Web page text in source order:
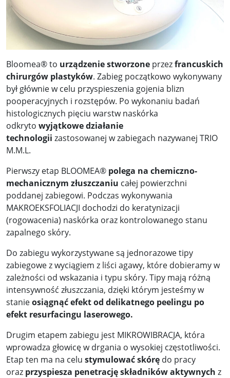
Bloomea® to urządzenie stworzone przezfrancuskich
chirurgów plastyków. Zabieg początkowo wykonywany
był głównie w celu przyspieszenia gojenia blizn
pooperacyjnych i rozstępów. Po wykonaniu badań
histologicznych pięciu warstw naskórka
odkryto wyjątkowe działanie
technologii zastosowanej w zabiegach nazywanej TRIO
M.M.L.
Pierwszy etap BLOOMEA® polega na chemiczno-
mechanicznym złuszczaniu całej powierzchni
poddanej zabiegowi. Podczas wykonywania
MAKROEKSFOLIACJI dochodzi do keratynizacji
(rogowacenia) naskórka oraz kontrolowanego stanu
zapalnego skóry.
Do zabiegu wykorzystywane są jednorazowe tipy
zabiegowe z wyciągiem z liści agawy, które dobieramy w
zależności od wskazania i typu skóry. Tipy mają różną
intensywność złuszczania, dzięki którym jesteśmy w
stanieosiągnąć efekt od delikatnego peelingu po
efekt resurfacingu laserowego.
Drugim etapem zabiegu jest MIKROWIBRACJA, która
wprowadza głowicę w drgania o wysokiej częstotliwości.
Etap ten ma na celu stymulować skórę do pracy
oraz przyspiesza penetrację składników aktywnych z